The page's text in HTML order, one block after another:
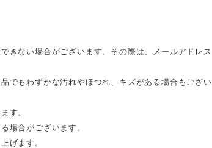
きない場合がございます。その際は、メールアドレス
でもわずかな汚れやほつれ、キズがある場合もござい
す。
場合がございます。
げます。